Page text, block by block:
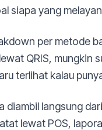
siapa yang
per metode
QRIS, mungkin
terlihat kalau
diambil langsung
lewat POS,